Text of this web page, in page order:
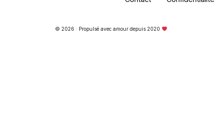
© 2026 · Propulsé avec amour depuis 2020